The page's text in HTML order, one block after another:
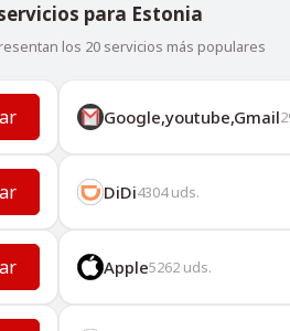
para Estonia
los 20 servicios más populares
Google,youtube,Gmail
DiDi4304uds.
Apple5262 uds.